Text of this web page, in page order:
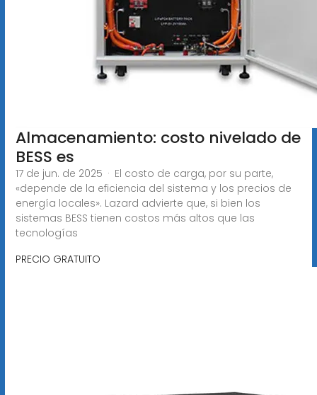
Almacenamiento: costo nivelado de
BESS es
17 de jun. de 2025 · El costo de carga, por su parte,
«depende de la eficiencia del sistema y los precios de
energía locales». Lazard advierte que, si bien los
sistemas BESS tienen costos más altos que las
tecnologías
PRECIO GRATUITO